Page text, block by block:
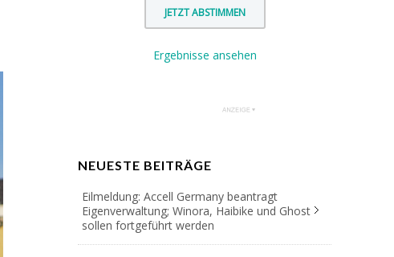
Ergebnisse ansehen
NEUESTE BEITRÄGE
Eilmeldung: Accell Germany beantragt
Eigenverwaltung; Winora, Haibike und Ghost
sollen fortgeführt werden